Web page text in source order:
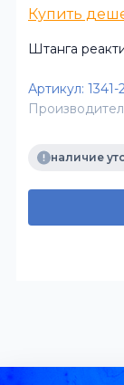
Купить
Штанга
Артикул: 1341-
наличие